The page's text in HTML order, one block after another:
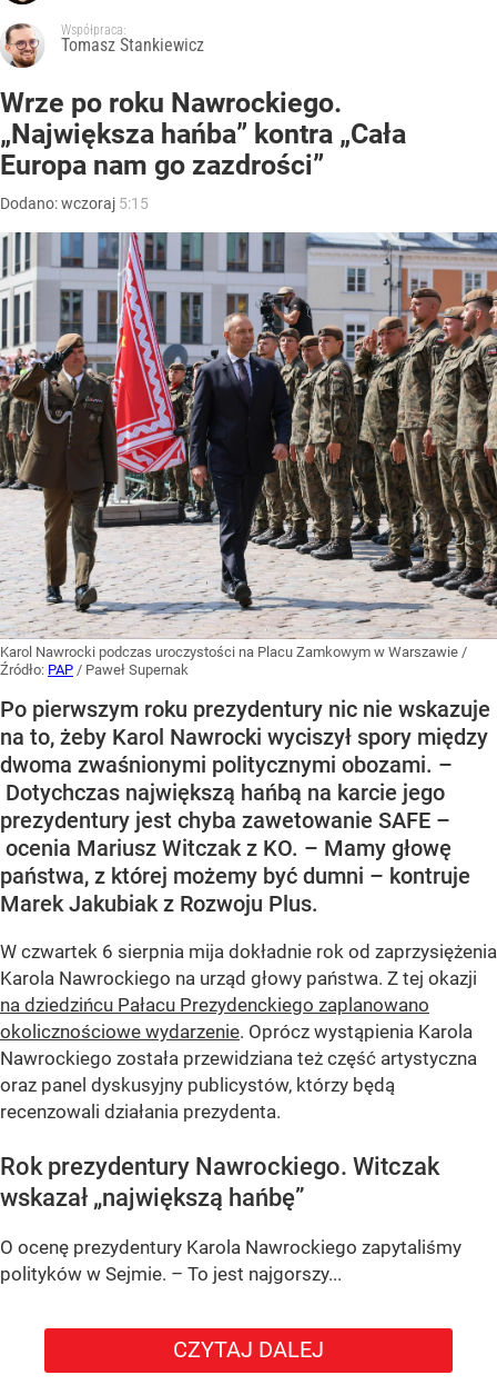
Współpraca:
Tomasz Stankiewicz
Wrze po roku Nawrockiego.
„Największa hańba” kontra „Cała
Europa nam go zazdrości”
Dodano:wczoraj 5:15
Karol Nawrocki podczas uroczystości na Placu Zamkowym w Warszawie /
Źródło: PAP / Paweł Supernak
Po pierwszym roku prezydentury nic nie wskazuje
na to, żeby Karol Nawrocki wyciszył spory między
dwoma zwaśnionymi politycznymi obozami. –
Dotychczas największą hańbą na karcie jego
prezydentury jest chyba zawetowanie SAFE –
ocenia Mariusz Witczak z KO. – Mamy głowę
państwa, z której możemy być dumni – kontruje
Marek Jakubiak z Rozwoju Plus.
W czwartek 6 sierpnia mija dokładnie rok od zaprzysiężenia
Karola Nawrockiego na urząd głowy państwa. Z tej okazji
na dziedzińcu Pałacu Prezydenckiego zaplanowano
okolicznościowe wydarzenie. Oprócz wystąpienia Karola
Nawrockiego została przewidziana też część artystyczna
oraz panel dyskusyjny publicystów, którzy będą
recenzowali działania prezydenta.
Rok prezydentury Nawrockiego. Witczak
wskazał „największą hańbę”
O ocenę prezydentury Karola Nawrockiego zapytaliśmy
polityków w Sejmie. – To jest najgorszy...
CZYTAJ DALEJ